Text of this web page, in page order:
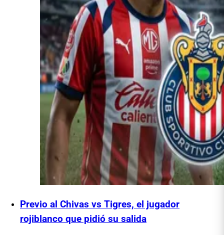
Previo al Chivas vs Tigres, el jugador
rojiblanco que pidió su salida